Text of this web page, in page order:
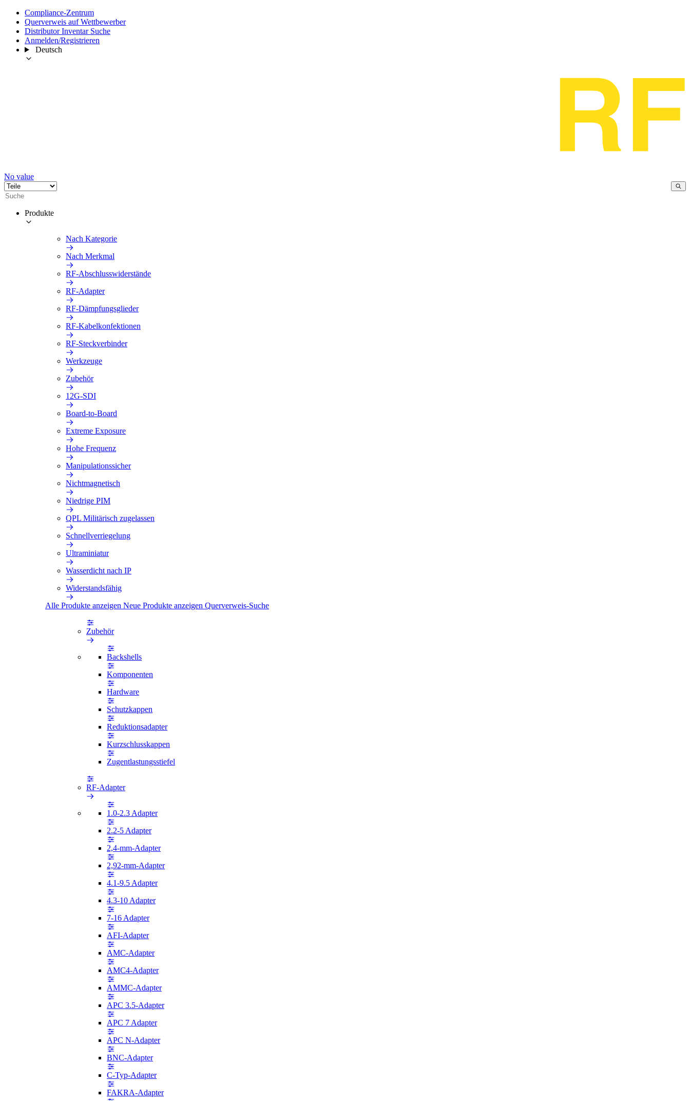
Compliance-Zentrum
Querverweis auf Wettbewerber
Distributor Inventar Suche
Anmelden/Registrieren
Deutsch
No value
Produkte
Nach Kategorie
Nach Merkmal
RF-Abschlusswiderstände
RF-Adapter
RF-Dämpfungsglieder
RF-Kabelkonfektionen
RF-Steckverbinder
Werkzeuge
Zubehör
12G-SDI
Board-to-Board
Extreme Exposure
Hohe Frequenz
Manipulationssicher
Nichtmagnetisch
Niedrige PIM
QPL Militärisch zugelassen
Schnellverriegelung
Ultraminiatur
Wasserdicht nach IP
Widerstandsfähig
Alle Produkte anzeigen Neue Produkte anzeigen Querverweis-Suche
Zubehör
Backshells
Komponenten
Hardware
Schutzkappen
Reduktionsadapter
Kurzschlusskappen
Zugentlastungsstiefel
RF-Adapter
1.0-2.3 Adapter
2.2-5 Adapter
2,4-mm-Adapter
2,92-mm-Adapter
4.1-9.5 Adapter
4.3-10 Adapter
7-16 Adapter
AFI-Adapter
AMC-Adapter
AMC4-Adapter
AMMC-Adapter
APC 3.5-Adapter
APC 7 Adapter
APC N-Adapter
BNC-Adapter
C-Typ-Adapter
FAKRA-Adapter